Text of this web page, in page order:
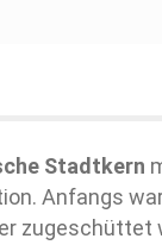
Stadtkern
Anfangs
zugeschüttet